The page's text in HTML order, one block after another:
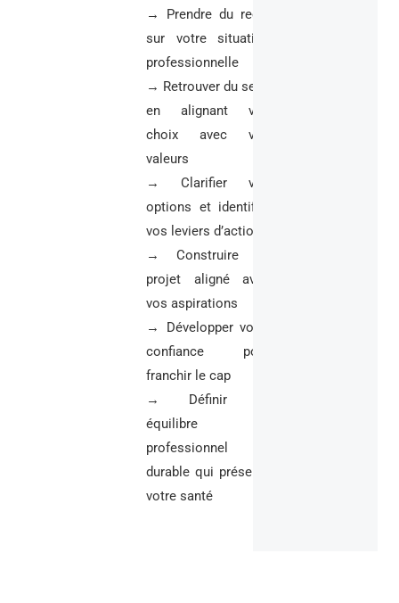
→ Prendre du recul
sur votre situation
professionnelle
→ Retrouver du sens
en alignant vos
choix avec vos
valeurs
→ Clarifier vos
options et identifier
vos leviers d’action
→ Construire un
projet aligné avec
vos aspirations
→ Développer votre
confiance pour
franchir le cap
→ Définir un
équilibre
professionnel
durable qui préserve
votre santé